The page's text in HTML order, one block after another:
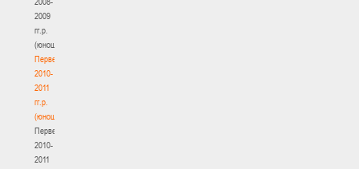
2009
гг.р.
(юноши)
Первенство
2010-
2011
гг.р.
(юноши)
Первенство
2010-
2011